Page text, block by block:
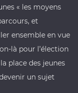
« les moyens
et
ensemble en vue
là pour l’élection
place des jeunes
un sujet